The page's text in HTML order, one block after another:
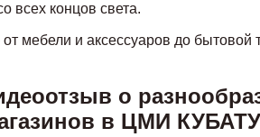
всех концов света.
мебели и аксессуаров до
о
в ЦМИ